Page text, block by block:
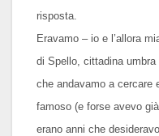
risposta.
Eravamo – io e l’allora
di Spello, cittadina
che andavamo a cercare
famoso (e forse avevo
erano anni che